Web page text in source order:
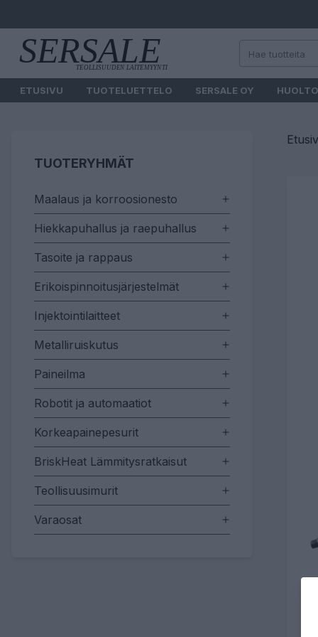
ETUSIVU TUOTELUETTELO SERSALE OY HUOLTO
TUOTERYHMÄT
Maalaus ja korroosionesto
Hiekkapuhallus ja raepuhallus
Tasoite ja rappaus
Erikoispinnoitusjärjestelmät
Injektointilaitteet
Metalliruiskutus
Paineilma
Robotit ja automaatiot
Korkeapainepesurit
BriskHeat Lämmitysratkaisut
Teollisuusimurit
Varaosat